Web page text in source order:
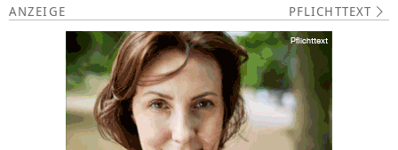
PFLICHTTEXT